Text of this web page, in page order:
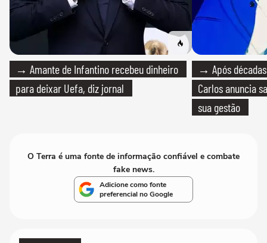
→ Amante de Infantino recebeu dinheiro
para deixar Uefa, diz jornal
→ Após
Carlos anuncia
sua gestão
O Terra é uma fonte de informação confiável e combate
fake news.
Adicione como fonte
preferencial no Google